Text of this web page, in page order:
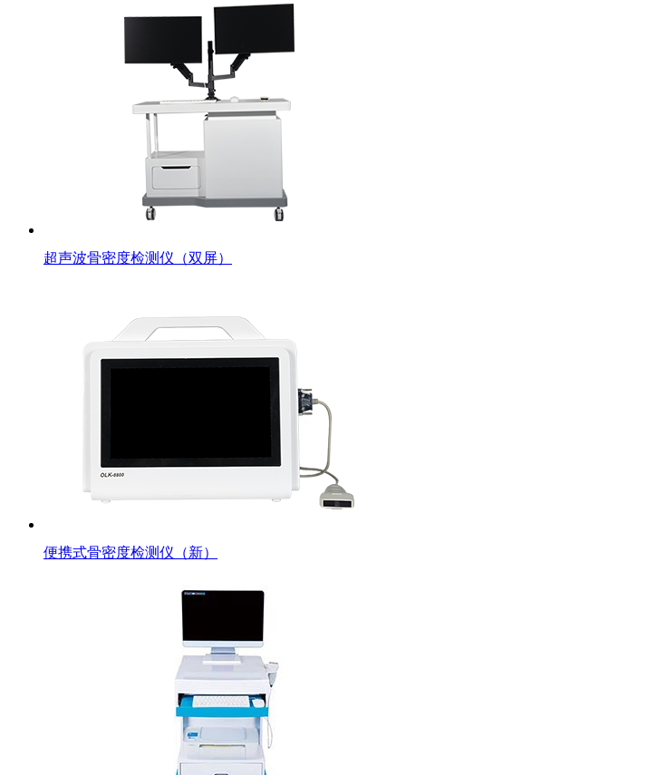
超声波骨密度检测仪（双屏）
便携式骨密度检测仪（新）